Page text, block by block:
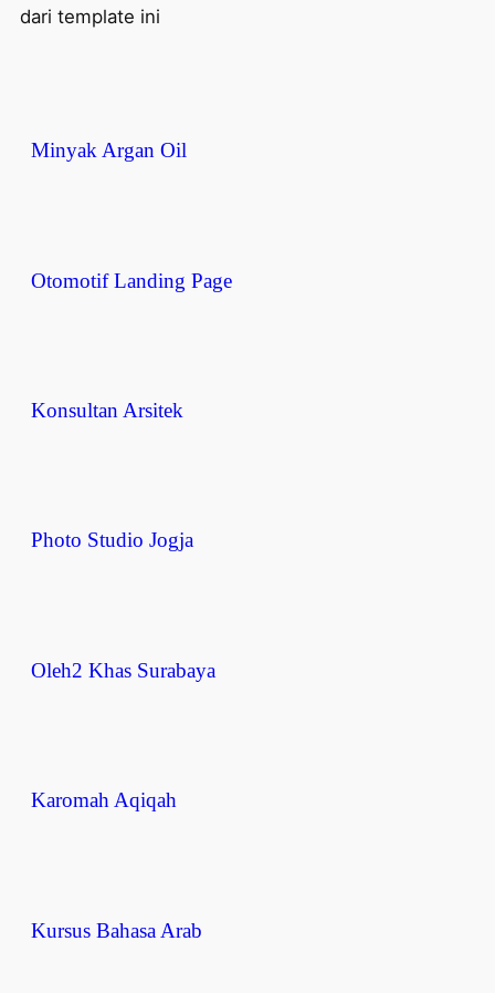
dari template ini
Minyak Argan Oil
Otomotif Landing Page
Konsultan Arsitek
Photo Studio Jogja
Oleh2 Khas Surabaya
Karomah Aqiqah
Kursus Bahasa Arab